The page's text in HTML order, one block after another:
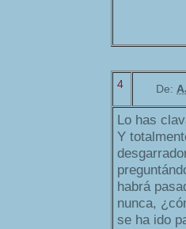
4 De:
Lo has
Y
habrá
nunca,
se ha ido